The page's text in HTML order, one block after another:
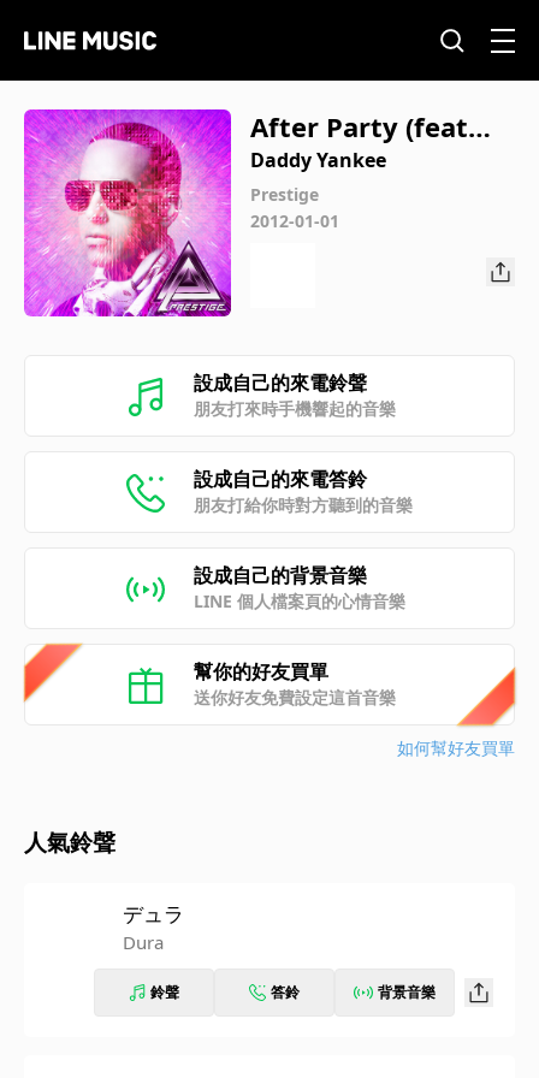
After Party (feat．
De La Ghetto)
Daddy Yankee
Prestige
2012-01-01
設成自己的來電鈴聲
朋友打來時手機響起的音樂
設成自己的來電答鈴
朋友打給你時對方聽到的音樂
設成自己的背景音樂
LINE 個人檔案頁的心情音樂
幫你的好友買單
送你好友免費設定這首音樂
如何幫好友買單
人氣鈴聲
デュラ
Dura
鈴聲 答鈴 背景音樂